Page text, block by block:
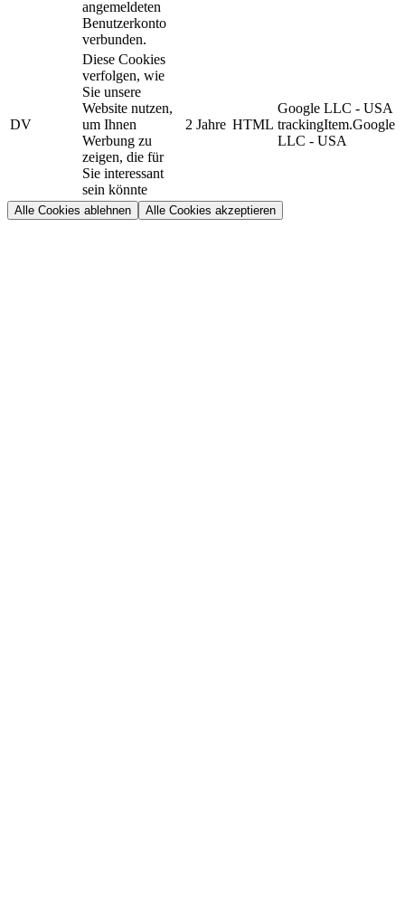
angemeldeten
Benutzerkonto
verbunden.
DV
Diese Cookies
verfolgen, wie
Sie unsere
Website nutzen,
um Ihnen
Werbung zu
zeigen, die für
Sie interessant
sein könnte
2 Jahre HTML
Google LLC - USA
trackingItem.Google
LLC - USA
Alle Cookies ablehnen Alle Cookies akzeptieren